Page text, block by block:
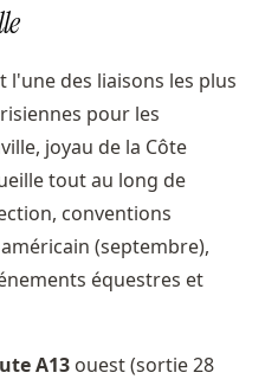
l'une des liaisons les plus
pour les
joyau de la Côte
tout au long de
conventions
(septembre),
équestres et
A13 ouest (sortie 28